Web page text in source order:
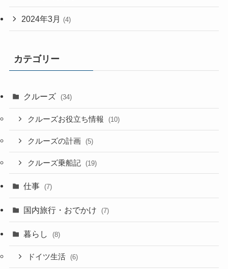
2024年3月 (4)
カテゴリー
クルーズ (34)
クルーズお役立ち情報 (10)
クルーズの計画 (5)
クルーズ乗船記 (19)
仕事 (7)
国内旅行・おでかけ (7)
暮らし (8)
ドイツ生活 (6)